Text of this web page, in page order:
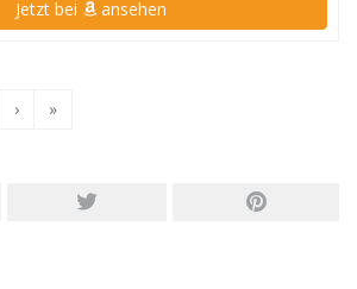
Jetzt bei ansehen
› »